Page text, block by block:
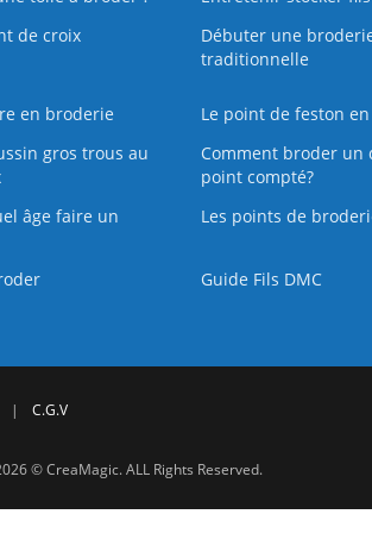
de croix
Débuter une
traditionnelle
en broderie
Le point de feston
gros trous au
Comment broder un
point compté?
âge faire un
Les points de
Guide Fils DMC
| C.G.V
© CreaMagic. ALL Rights Reserved.